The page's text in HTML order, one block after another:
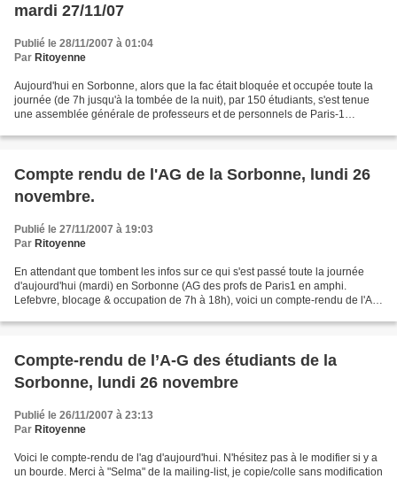
mardi 27/11/07
Publié le 28/11/2007 à 01:04
Par Ritoyenne
Aujourd'hui en Sorbonne, alors que la fac était bloquée et occupée toute la
journée (de 7h jusqu'à la tombée de la nuit), par 150 étudiants, s'est tenue
une assemblée générale de professeurs et de personnels de Paris-1
Compte rendu de l'AG de la Sorbonne, lundi 26
novembre.
Publié le 27/11/2007 à 19:03
Par Ritoyenne
En attendant que tombent les infos sur ce qui s'est passé toute la journée
d'aujourd'hui (mardi) en Sorbonne (AG des profs de Paris1 en amphi.
Lefebvre, blocage & occupation de 7h à 18h), voici un compte-rendu de l'AG
Compte-rendu de l’A-G des étudiants de la
Sorbonne, lundi 26 novembre
Publié le 26/11/2007 à 23:13
Par Ritoyenne
Voici le compte-rendu de l'ag d'aujourd'hui. N'hésitez pas à le modifier si y a
un bourde. Merci à "Selma" de la mailing-list, je copie/colle sans modification